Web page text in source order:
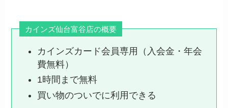
カインズ仙台富谷店の概要
カインズカード会員専用（入会金・年会
費無料）
1時間まで無料
買い物のついでに利用できる